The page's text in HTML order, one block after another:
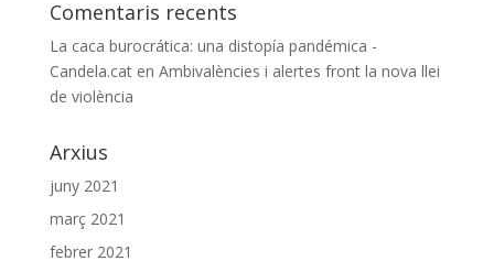
Comentaris recents
La caca burocrática: una distopía pandémica -
Candela.caten Ambivalències i alertes front la nova llei
de violència
Arxius
juny 2021
març 2021
febrer 2021